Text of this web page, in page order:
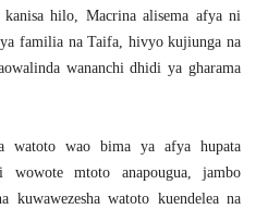
hilo, Macrina alisema afya ni
familia na Taifa, hivyo kujiunga na
wananchi dhidi ya gharama
watoto wao bima ya afya hupata
wowote mtoto anapougua, jambo
watoto kuendelea na